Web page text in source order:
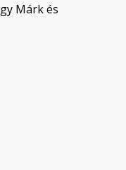
Márk és